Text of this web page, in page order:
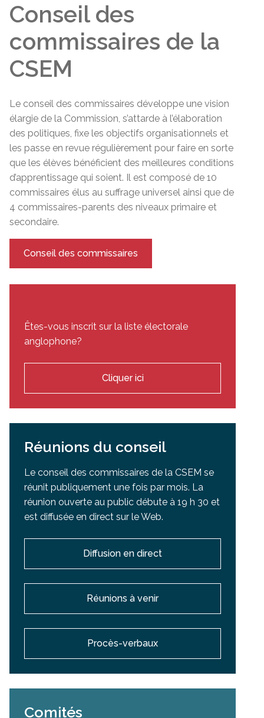
Conseil des
commissaires de la
CSEM
Le conseil des commissaires développe une vision
élargie de la Commission, s’attarde à l’élaboration
des politiques, fixe les objectifs organisationnels et
les passe en revue régulièrement pour faire en sorte
que les élèves bénéficient des meilleures conditions
d’apprentissage qui soient. Il est composé de 10
commissaires élus au suffrage universel ainsi que de
4 commissaires-parents des niveaux primaire et
secondaire.
Conseil des commissaires
Êtes-vous inscrit sur la liste électorale
anglophone?
Cliquer ici
Réunions du conseil
Le conseil des commissaires de la CSEM se
réunit publiquement une fois par mois. La
réunion ouverte au public débute à 19 h 30 et
est diffusée en direct sur le Web.
Diffusion en direct
Réunions à venir
Procès-verbaux
Comités